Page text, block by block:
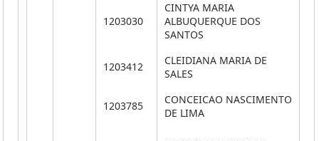
1203030
CINTYA MARIA
ALBUQUERQUE DOS
SANTOS
1203412
CLEIDIANA MARIA DE
SALES
1203785
CONCEICAO NASCIMENTO
DE LIMA